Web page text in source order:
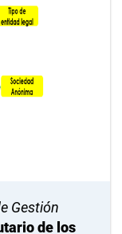
Gestión
de los